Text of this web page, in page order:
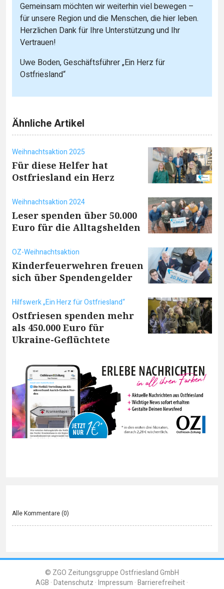
Gemeinsam möchten wir weiterhin viel bewegen –
für unsere Region und die Menschen, die hier leben.
Herzlichen Dank für Ihre Unterstützung und Ihr
Vertrauen!
Uwe Boden, Geschäftsführer „Ein Herz für
Ostfriesland“
Ähnliche Artikel
Weihnachtsaktion 2025
Für diese Helfer hat
Ostfriesland ein Herz
Weihnachtsaktion 2024
Leser spenden über 50.000
Euro für die Alltagshelden
OZ-Weihnachtsaktion
Kinderfeuerwehren freuen
sich über Spendengelder
Hilfswerk „Ein Herz für Ostfriesland“
Ostfriesen spenden mehr
als 450.000 Euro für
Ukraine-Geflüchtete
Alle Kommentare (0)
© ZGO Zeitungsgruppe Ostfriesland GmbH
AGB Datenschutz Impressum Barrierefreiheit